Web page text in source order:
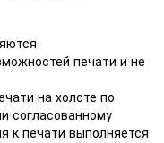
печати и не
на холсте по
согласованному
к печати выполняется